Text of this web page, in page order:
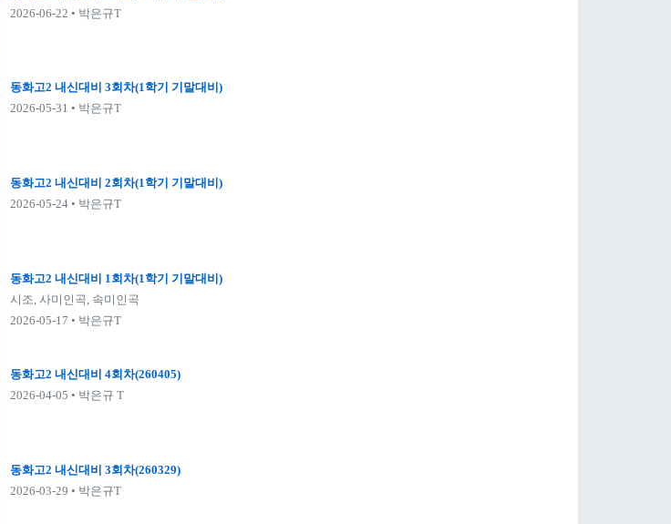
2026-06-22 • 박은규T
동화고2 내신대비 3회차(1학기 기말대비)
2026-05-31 • 박은규T
동화고2 내신대비 2회차(1학기 기말대비)
2026-05-24 • 박은규T
동화고2 내신대비 1회차(1학기 기말대비)
시조, 사미인곡, 속미인곡
2026-05-17 • 박은규T
동화고2 내신대비 4회차(260405)
2026-04-05 • 박은규 T
동화고2 내신대비 3회차(260329)
2026-03-29 • 박은규T